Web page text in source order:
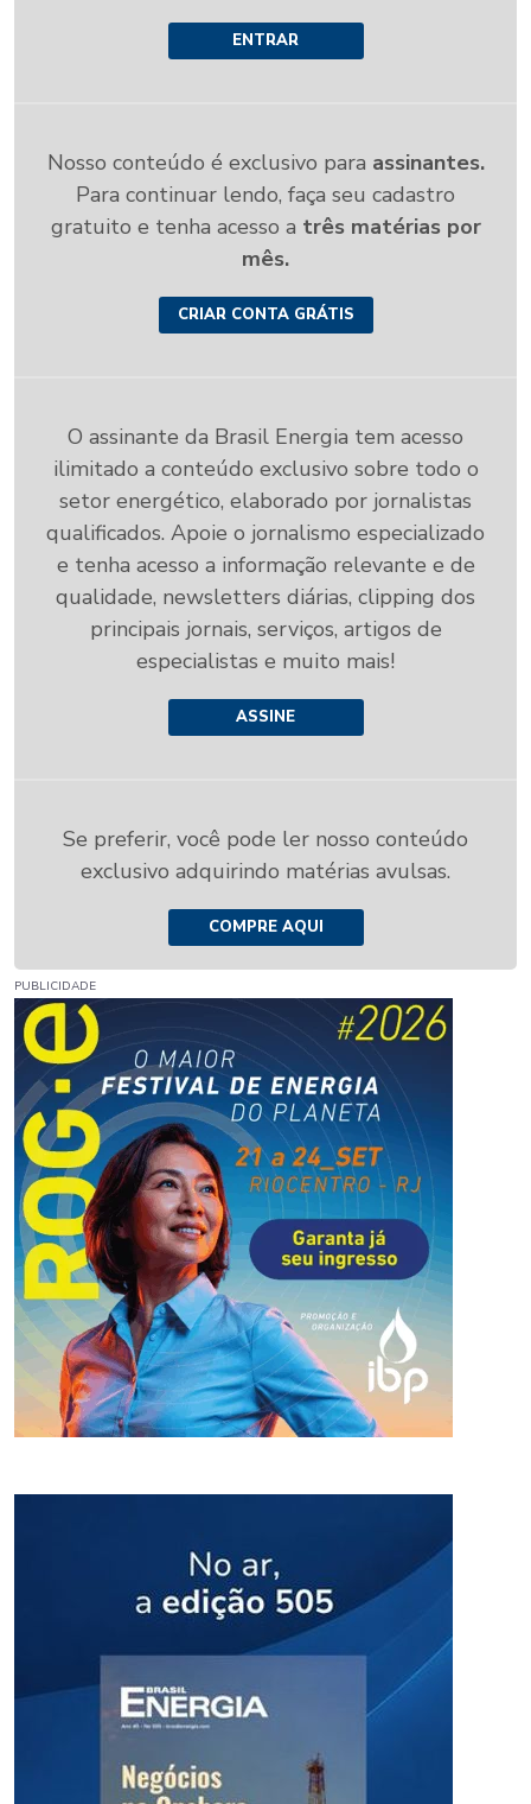
ENTRAR
Nosso conteúdo é exclusivo para assinantes.
Para continuar lendo, faça seu cadastro
gratuito e tenha acesso a três matérias por
mês.
CRIAR CONTA GRÁTIS
O assinante da Brasil Energia tem acesso
ilimitado a conteúdo exclusivo sobre todo o
setor energético, elaborado por jornalistas
qualificados. Apoie o jornalismo especializado
e tenha acesso a informação relevante e de
qualidade, newsletters diárias, clipping dos
principais jornais, serviços, artigos de
especialistas e muito mais!
ASSINE
Se preferir, você pode ler nosso conteúdo
exclusivo adquirindo matérias avulsas.
COMPRE AQUI
PUBLICIDADE